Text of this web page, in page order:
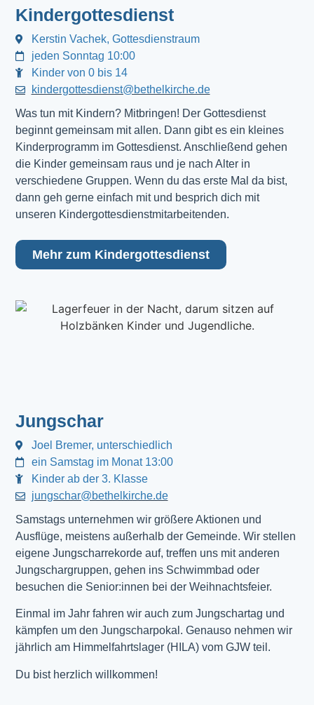
Kindergottesdienst
Kerstin Vachek, Gottesdienstraum
jeden Sonntag 10:00
Kinder von 0 bis 14
kindergottesdienst@bethelkirche.de
Was tun mit Kindern? Mitbringen! Der Gottesdienst
beginnt gemeinsam mit allen. Dann gibt es ein kleines
Kinderprogramm im Gottesdienst. Anschließend gehen
die Kinder gemeinsam raus und je nach Alter in
verschiedene Gruppen. Wenn du das erste Mal da bist,
dann geh gerne einfach mit und besprich dich mit
unseren Kindergottesdienstmitarbeitenden.
Mehr zum Kindergottesdienst
Jungschar
Joel Bremer, unterschiedlich
ein Samstag im Monat 13:00
Kinder ab der 3. Klasse
jungschar@bethelkirche.de
Samstags unternehmen wir größere Aktionen und
Ausflüge, meistens außerhalb der Gemeinde. Wir stellen
eigene Jungscharrekorde auf, treffen uns mit anderen
Jungschargruppen, gehen ins Schwimmbad oder
besuchen die Senior:innen bei der Weihnachtsfeier.
Einmal im Jahr fahren wir auch zum Jungschartag und
kämpfen um den Jungscharpokal. Genauso nehmen wir
jährlich am Himmelfahrtslager (HILA) vom GJW teil.
Du bist herzlich willkommen!